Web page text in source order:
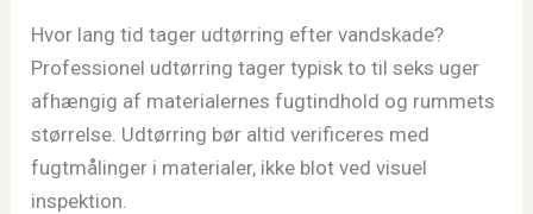
Hvor lang tid tager udtørring efter vandskade?
Professionel udtørring tager typisk to til seks uger
afhængig af materialernes fugtindhold og rummets
størrelse. Udtørring bør altid verificeres med
fugtmålinger i materialer, ikke blot ved visuel
inspektion.